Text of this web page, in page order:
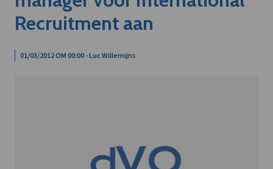
Recruitment aan
01/03/2012 OM 00:00 - Luc Willemijns